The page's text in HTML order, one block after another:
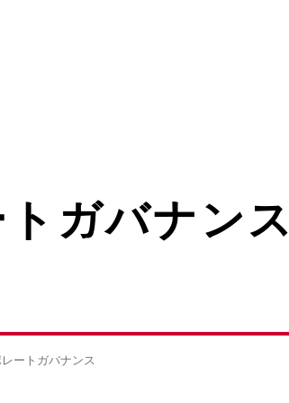
ガバナンス
ートガバナンス